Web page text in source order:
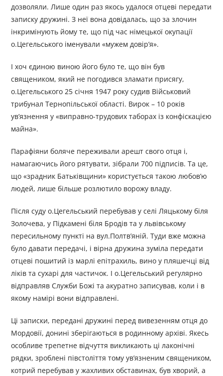
дозволяли. Лише один раз якось удалося отцеві передати
записку дружині. З неї вона довідалась, що за злочин
інкримінують йому те, що під час німецької окупації
о.Цегельського іменували «мужем довір’я».
І хоч єдиною виною його було те, що він був
священиком, який не погодився зламати присягу,
о.Цегельського 25 січня 1947 року судив Військовий
трибунал Тернопільської області. Вирок – 10 років
ув’язнення у «виправно-трудових таборах із конфіскацією
майна».
Парафіяни боляче переживали арешт свого отця і,
намагаючись його рятувати, зібрали 700 підписів. Та це,
що «зрадник Батьківщини» користується такою любов’ю
людей, лише більше розлютило ворожу владу.
Після суду о.Цегельський перебував у селі Ляцькому біля
Золочева, у Підкамені біля Бродів та у львівському
пересильному пункті на вул.Полтв’яній. Туди вже можна
було давати передачі, і вірна дружина зуміла передати
отцеві пошитий із марлі епітрахиль, вино у пляшечці від
ліків та сухарі для частичок. І о.Цегельський регулярно
відправляв Служби Божі та акуратно записував, коли і в
якому намірі вони відправлені.
Ці записки, передані дружині перед вивезенням отця до
Мордовії, донині зберігаються в родинному архіві. Якесь
особливе трепетне відчуття викликають ці лаконічні
рядки, зроблені півстоліття тому ув’язненим священиком,
котрий перебував у жахливих обставинах, був хворий, а